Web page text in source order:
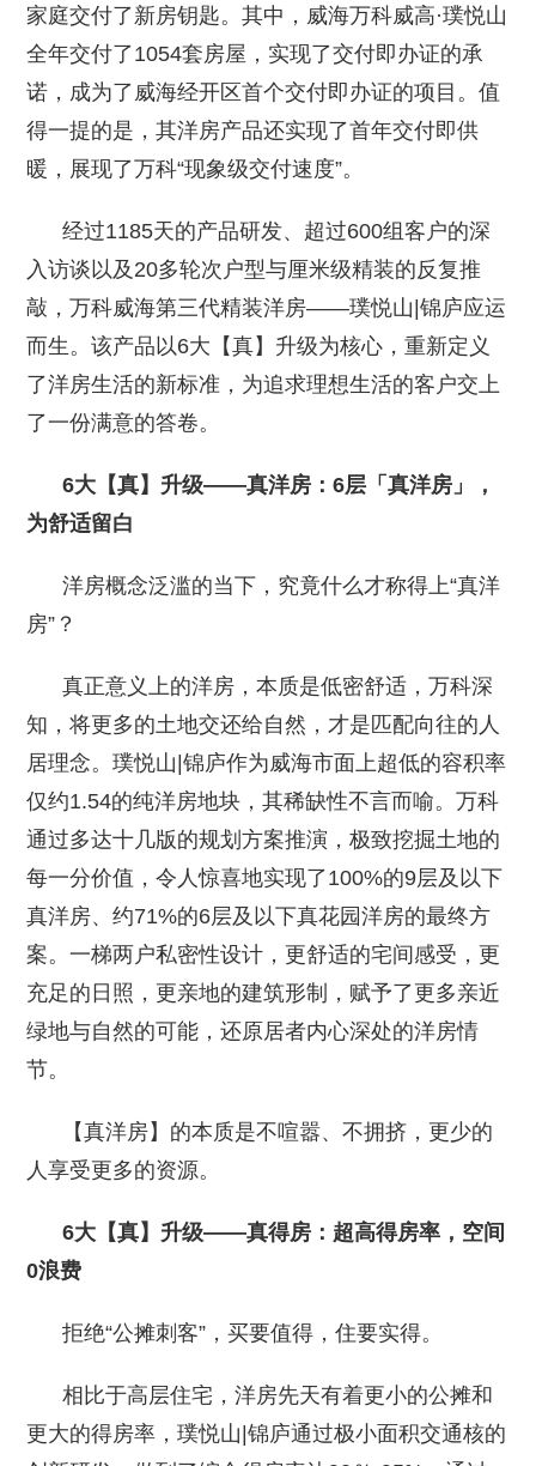
家庭交付了新房钥匙。其中，威海万科威高·璞悦山
全年交付了1054套房屋，实现了交付即办证的承
诺，成为了威海经开区首个交付即办证的项目。值
得一提的是，其洋房产品还实现了首年交付即供
暖，展现了万科“现象级交付速度”。
经过1185天的产品研发、超过600组客户的深
入访谈以及20多轮次户型与厘米级精装的反复推
敲，万科威海第三代精装洋房——璞悦山|锦庐应运
而生。该产品以6大【真】升级为核心，重新定义
了洋房生活的新标准，为追求理想生活的客户交上
了一份满意的答卷。
6大【真】升级——真洋房：6层「真洋房」，
为舒适留白
洋房概念泛滥的当下，究竟什么才称得上“真洋
房”？
真正意义上的洋房，本质是低密舒适，万科深
知，将更多的土地交还给自然，才是匹配向往的人
居理念。璞悦山|锦庐作为威海市面上超低的容积率
仅约1.54的纯洋房地块，其稀缺性不言而喻。万科
通过多达十几版的规划方案推演，极致挖掘土地的
每一分价值，令人惊喜地实现了100%的9层及以下
真洋房、约71%的6层及以下真花园洋房的最终方
案。一梯两户私密性设计，更舒适的宅间感受，更
充足的日照，更亲地的建筑形制，赋予了更多亲近
绿地与自然的可能，还原居者内心深处的洋房情
节。
【真洋房】的本质是不喧嚣、不拥挤，更少的
人享受更多的资源。
6大【真】升级——真得房：超高得房率，空间
0浪费
拒绝“公摊刺客”，买要值得，住要实得。
相比于高层住宅，洋房先天有着更小的公摊和
更大的得房率，璞悦山|锦庐通过极小面积交通核的